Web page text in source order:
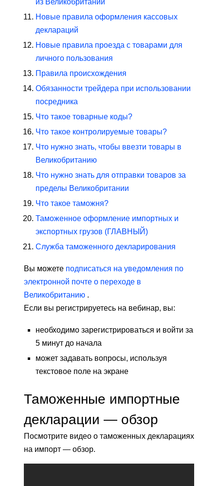
Новые правила оформления кассовых
деклараций
Новые правила проезда с товарами для
личного пользования
Правила происхождения
Обязанности трейдера при использовании
посредника
Что такое товарные коды?
Что такое контролируемые товары?
Что нужно знать, чтобы ввезти товары в
Великобританию
Что нужно знать для отправки товаров за
пределы Великобритании
Что такое таможня?
Таможенное оформление импортных и
экспортных грузов (ГЛАВНЫЙ)
Служба таможенного декларирования
Вы можете подписаться на уведомления по
электронной почте о переходе в
Великобританию .
Если вы регистрируетесь на вебинар, вы:
необходимо зарегистрироваться и войти за
5 минут до начала
может задавать вопросы, используя
текстовое поле на экране
Таможенные импортные
декларации — обзор
Посмотрите видео о таможенных декларациях
на импорт — обзор.